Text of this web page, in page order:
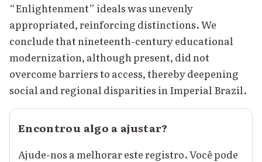
“Enlightenment” ideals was unevenly
appropriated, reinforcing distinctions. We
conclude that nineteenth-century educational
modernization, although present, did not
overcome barriers to access, thereby deepening
social and regional disparities in Imperial Brazil.
Encontrou algo a ajustar?
Ajude-nos a melhorar este registro. Você pode